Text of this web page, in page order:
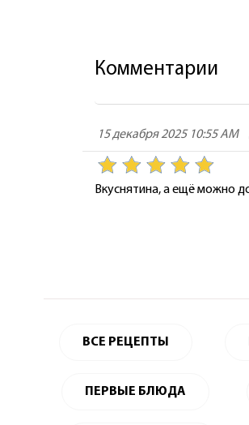
Комментарии
15 декабря 2025 10:55 AM
Вкуснятина, а ещё можно
ВСЕ РЕЦЕПТЫ
ПЕРВЫЕ БЛЮДА